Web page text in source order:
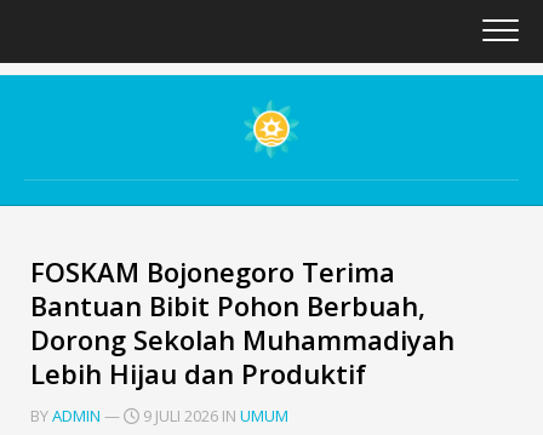
content
FOSKAM Bojonegoro Terima
Bantuan Bibit Pohon Berbuah,
Dorong Sekolah Muhammadiyah
Lebih Hijau dan Produktif
BYADMIN — 9 JULI 2026 IN UMUM